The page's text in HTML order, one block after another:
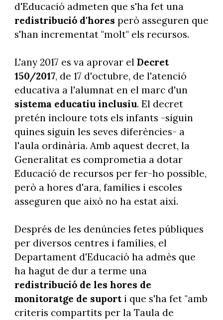
d'Educació admeten que s'ha fet una
redistribució d'hores però asseguren que
s'han incrementat "molt" els recursos.
L'any 2017 es va aprovar el Decret
150/2017, de 17 d'octubre, de l'atenció
educativa a l'alumnat en el marc d'un
sistema educatiu inclusiu. El decret
pretén incloure tots els infants -siguin
quines siguin les seves diferències- a
l'aula ordinària. Amb aquest decret, la
Generalitat es comprometia a dotar
Educació de recursos per fer-ho possible,
però a hores d'ara, famílies i escoles
asseguren que això no ha estat així.
Després de les denúncies fetes públiques
per diversos centres i famílies, el
Departament d'Educació ha admès que
ha hagut de dur a terme una
redistribució de les hores de
monitoratge de suport i que s'ha fet "amb
criteris compartits per la Taula de